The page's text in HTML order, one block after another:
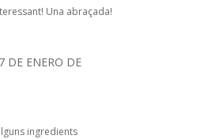
Una abraçada!
DE ENERO DE
ingredients